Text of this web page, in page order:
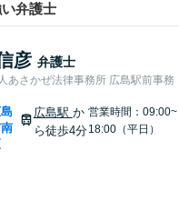
弁護士
彦 弁護士
あさかぜ法律事務所 広島駅前事務
広島駅 か
ら徒歩4分
営業時間：09:00~
18:00（平日）